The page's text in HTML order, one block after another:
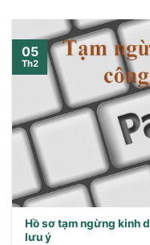
Hồ sơ tạm ngừng kinh
lưu ý
05
Th2